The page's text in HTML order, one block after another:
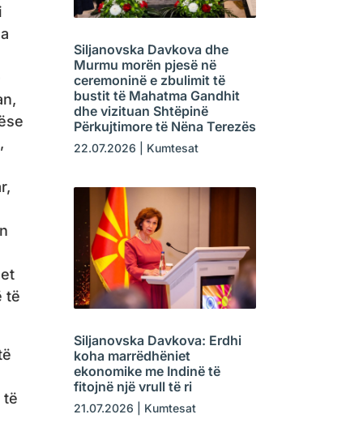
të
të
Siljanovska Davkova dhe
Murmu morën pjesë në
ceremoninë e zbulimit të
bustit të Mahatma Gandhit
dhe vizituan Shtëpinë
Përkujtimore të Nëna Terezës
22.07.2026 Kumtesat
Siljanovska Davkova: Erdhi
koha marrëdhëniet
ekonomike me Indinë të
fitojnë një vrull të ri
21.07.2026 Kumtesat